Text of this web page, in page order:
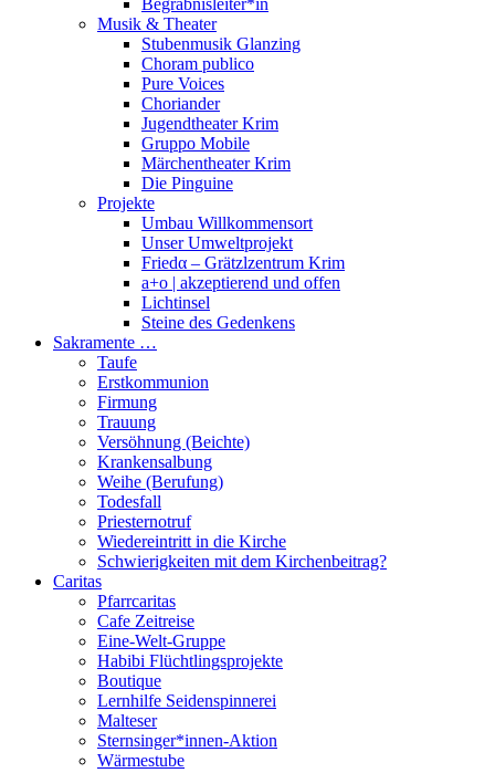
Begräbnisleiter*in
Musik & Theater
Stubenmusik Glanzing
Choram publico
Pure Voices
Choriander
Jugendtheater Krim
Gruppo Mobile
Märchentheater Krim
Die Pinguine
Projekte
Umbau Willkommensort
Unser Umweltprojekt
Friedα – Grätzlzentrum Krim
a+o | akzeptierend und offen
Lichtinsel
Steine des Gedenkens
Sakramente …
Taufe
Erstkommunion
Firmung
Trauung
Versöhnung (Beichte)
Krankensalbung
Weihe (Berufung)
Todesfall
Priesternotruf
Wiedereintritt in die Kirche
Schwierigkeiten mit dem Kirchenbeitrag?
Caritas
Pfarrcaritas
Cafe Zeitreise
Eine-Welt-Gruppe
Habibi Flüchtlingsprojekte
Boutique
Lernhilfe Seidenspinnerei
Malteser
Sternsinger*innen-Aktion
Wärmestube